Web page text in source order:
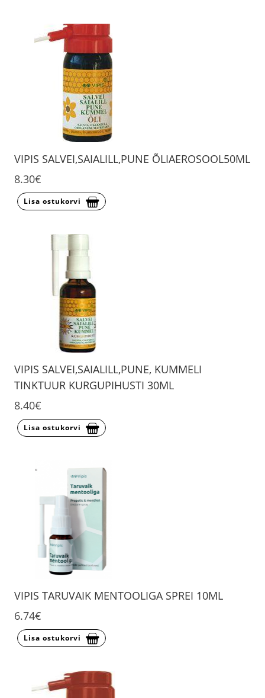
VIPIS SALVEI,SAIALILL,PUNE ÕLIAEROSOOL50ML
8.30€
Lisa ostukorvi
VIPIS SALVEI,SAIALILL,PUNE, KUMMELI
TINKTUUR KURGUPIHUSTI 30ML
8.40€
Lisa ostukorvi
VIPIS TARUVAIK MENTOOLIGA SPREI 10ML
6.74€
Lisa ostukorvi